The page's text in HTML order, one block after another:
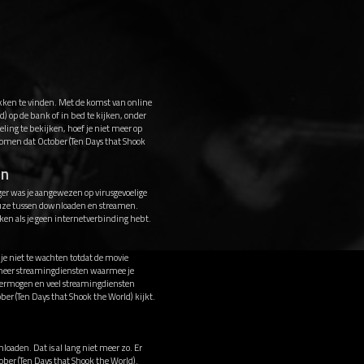
te vinden. Met de komst van online
op de bank of in bed te kijken, onder
te bekijken, hoef je niet meer op
dat October (Ten Days that Shook
was je aangewezen op virusgevoelige
tussen downloaden en streamen.
als je geen internetverbinding hebt.
je niet te wachten totdat de movie
streamingdiensten waarmee je
en veel streamingdiensten
(Ten Days that Shook the World) kijkt.
Dat is al lang niet meer zo. Er
(Ten Days that Shook the World).